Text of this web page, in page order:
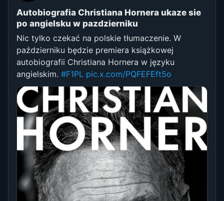
Autobiografia Christiana Hornera ukaze sie
po angielsku w pazdzierniku
Nic tylko czekać na polskie tłumaczenie. W
październiku będzie premiera książkowej
autobiografii Christiana Hornera w języku
angielskim. #F1PL pic.x.com/PQFEFEft5o